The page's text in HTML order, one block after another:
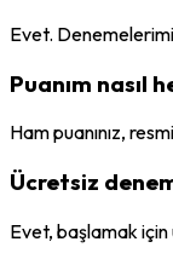
Evet.
Puanım nasıl
Ham puanınız,
Ücretsiz
Evet, başlamak